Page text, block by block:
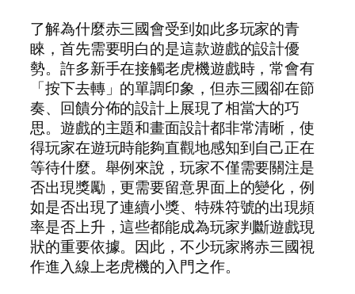
了解為什麼赤三國會受到如此多玩家的青
睞，首先需要明白的是這款遊戲的設計優
勢。許多新手在接觸老虎機遊戲時，常會有
「按下去轉」的單調印象，但赤三國卻在節
奏、回饋分佈的設計上展現了相當大的巧
思。遊戲的主題和畫面設計都非常清晰，使
得玩家在遊玩時能夠直觀地感知到自己正在
等待什麼。舉例來說，玩家不僅需要關注是
否出現獎勵，更需要留意界面上的變化，例
如是否出現了連續小獎、特殊符號的出現頻
率是否上升，這些都能成為玩家判斷遊戲現
狀的重要依據。因此，不少玩家將赤三國視
作進入線上老虎機的入門之作。